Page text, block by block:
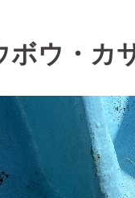
ボウ・カ